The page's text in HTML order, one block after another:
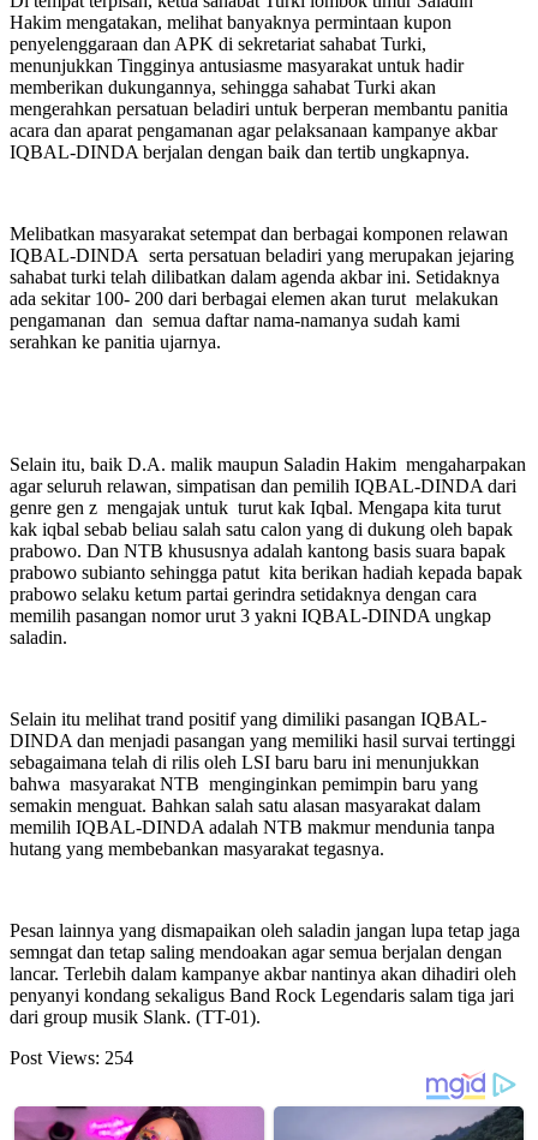
Hakim mengatakan, melihat banyaknya permintaan kupon
penyelenggaraan dan APK di sekretariat sahabat Turki,
menunjukkan Tingginya antusiasme masyarakat untuk hadir
memberikan dukungannya, sehingga sahabat Turki akan
mengerahkan persatuan beladiri untuk berperan membantu panitia
acara dan aparat pengamanan agar pelaksanaan kampanye akbar
IQBAL-DINDA berjalan dengan baik dan tertib ungkapnya.
Melibatkan masyarakat setempat dan berbagai komponen relawan
IQBAL-DINDA serta persatuan beladiri yang merupakan jejaring
sahabat turki telah dilibatkan dalam agenda akbar ini. Setidaknya
ada sekitar 100- 200 dari berbagai elemen akan turut melakukan
pengamanan dan semua daftar nama-namanya sudah kami
serahkan ke panitia ujarnya.
Selain itu, baik D.A. malik maupun Saladin Hakim mengaharpakan
agar seluruh relawan, simpatisan dan pemilih IQBAL-DINDA dari
genre gen z mengajak untuk turut kak Iqbal. Mengapa kita turut
kak iqbal sebab beliau salah satu calon yang di dukung oleh bapak
prabowo. Dan NTB khususnya adalah kantong basis suara bapak
prabowo subianto sehingga patut kita berikan hadiah kepada bapak
prabowo selaku ketum partai gerindra setidaknya dengan cara
memilih pasangan nomor urut 3 yakni IQBAL-DINDA ungkap
saladin.
Selain itu melihat trand positif yang dimiliki pasangan IQBAL-
DINDA dan menjadi pasangan yang memiliki hasil survai tertinggi
sebagaimana telah di rilis oleh LSI baru baru ini menunjukkan
bahwa masyarakat NTB menginginkan pemimpin baru yang
semakin menguat. Bahkan salah satu alasan masyarakat dalam
memilih IQBAL-DINDA adalah NTB makmur mendunia tanpa
hutang yang membebankan masyarakat tegasnya.
Pesan lainnya yang dismapaikan oleh saladin jangan lupa tetap jaga
semngat dan tetap saling mendoakan agar semua berjalan dengan
lancar. Terlebih dalam kampanye akbar nantinya akan dihadiri oleh
penyanyi kondang sekaligus Band Rock Legendaris salam tiga jari
dari group musik Slank. (TT-01).
Post Views: 254